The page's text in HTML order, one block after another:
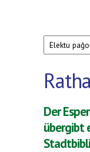
Der
übergibt